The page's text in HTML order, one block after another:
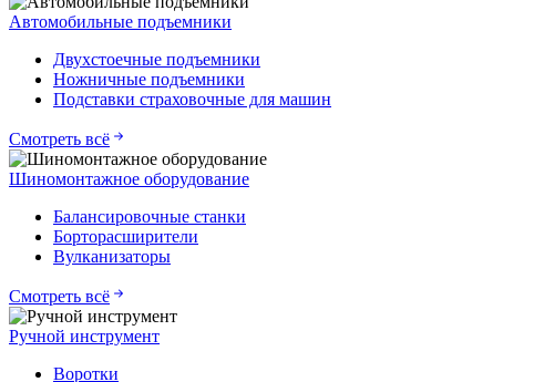
Автомобильные подъемники
Двухстоечные подъемники
Ножничные подъемники
Подставки страховочные для машин
Смотреть всё
Шиномонтажное оборудование
Балансировочные станки
Борторасширители
Вулканизаторы
Смотреть всё
Ручной инструмент
Воротки